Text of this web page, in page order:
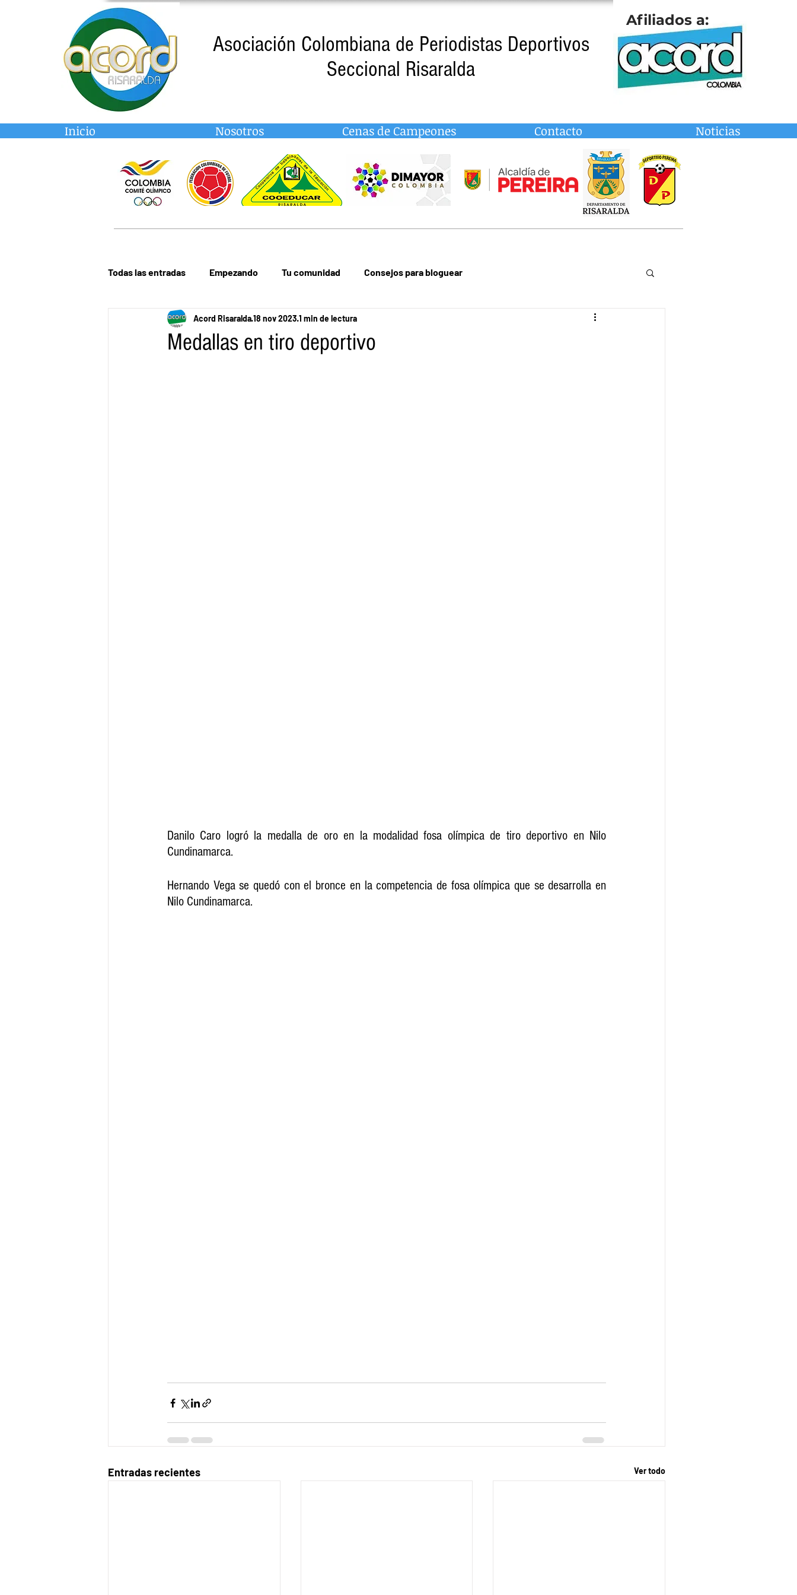
Asociación Colombiana de Periodistas Deportivos
Seccional Risaralda
Afiliados a:
Inicio Nosotros Cenas de Campeones Contacto Noticias
Todas las entradas Empezando Tu comunidad Consejos para bloguear
Medallas en tiro deportivo
Acord Risaralda18 nov 2023 1 min de lectura
Danilo Caro logró la medalla de oro en la modalidad fosa olímpica de tiro deportivo en Nilo
Cundinamarca.
Hernando Vega se quedó con el bronce en la competencia de fosa olímpica que se desarrolla en
Nilo Cundinamarca.
Entradas recientes Ver todo